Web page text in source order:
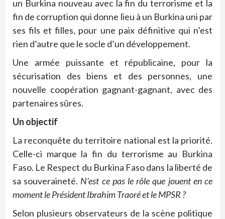
un Burkina nouveau avec la fin du terrorisme et la
fin de corruption qui donne lieu à un Burkina uni par
ses fils et filles, pour une paix définitive qui n’est
rien d’autre que le socle d’un développement.
Une armée puissante et républicaine, pour la
sécurisation des biens et des personnes, une
nouvelle coopération gagnant-gagnant, avec des
partenaires sûres.
Un objectif
La reconquête du territoire national est la priorité.
Celle-ci marque la fin du terrorisme au Burkina
Faso. Le Respect du Burkina Faso dans la liberté de
sa souveraineté. N’est ce pas le rôle que jouent en ce
moment le Président Ibrahim Traoré et le MPSR ?
Selon plusieurs observateurs de la scène politique